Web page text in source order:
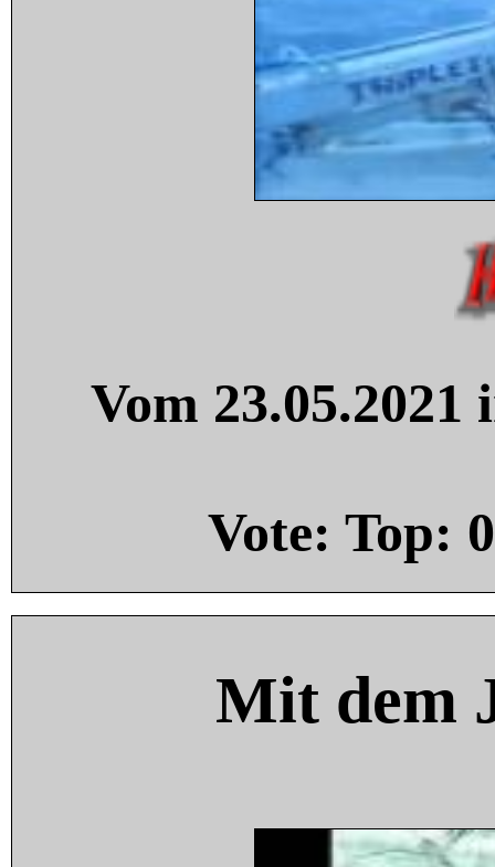
Vom
Vote: Top: 0
Mit dem